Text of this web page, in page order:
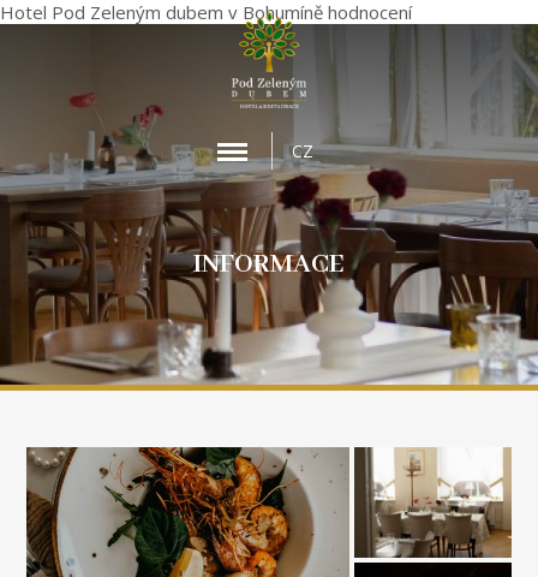
Hotel Pod Zeleným dubem v Bohumíně hodnocení
MENUCZ
INFORMACE